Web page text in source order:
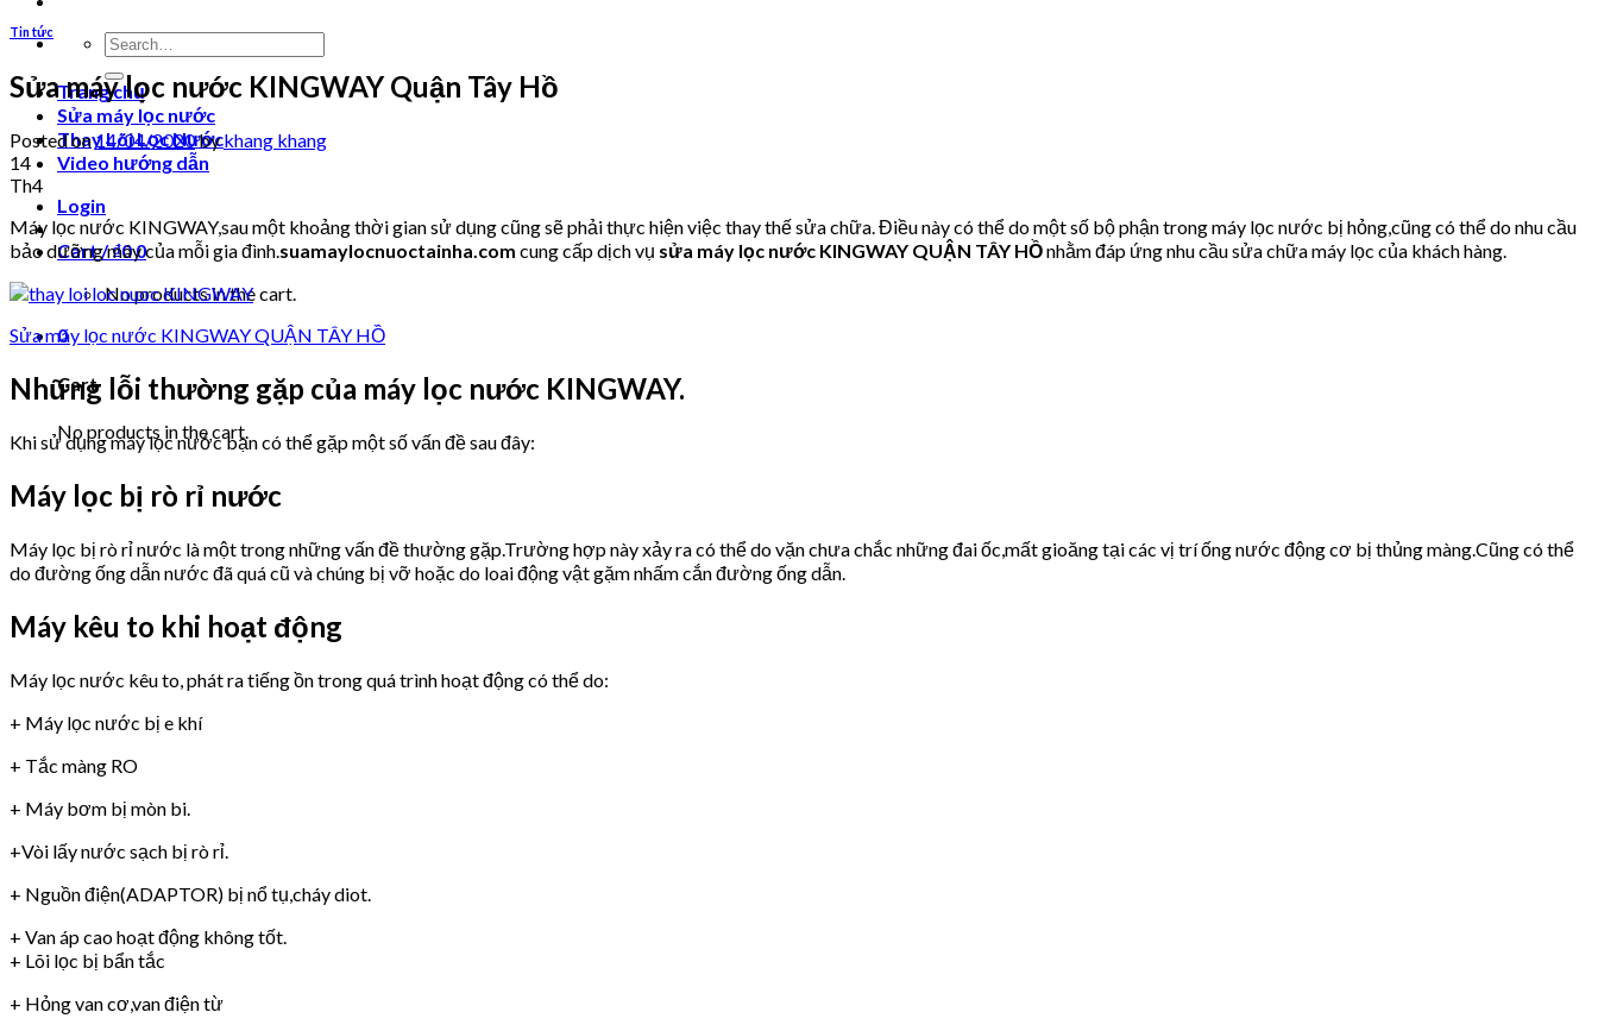
Search
for:
Trang chủ
Sửa máy lọc nước
Thay Lõi Lọc Nước
Video hướng dẫn
Login
Cart /₫00
No products in the cart.
0
Cart
No products in the cart.
Tin tức
Sửa máy lọc nước KINGWAY Quận Tây Hồ
Posted on14/04/2020bykhang khang
14
Th4
Máy lọc nước KINGWAY,sau một khoảng thời gian sử dụng cũng sẽ phải thực hiện việc thay thế sửa chữa. Điều này có thể do một số bộ phận trong máy lọc nước bị hỏng,cũng có thể do nhu cầu
bảo dưỡng máy của mỗi gia đình.suamaylocnuoctainha.com cung cấp dịch vụ sửa máy lọc nước KINGWAY QUẬN TÂY HỒnhằm đáp ứng nhu cầu sửa chữa máy lọc của khách hàng.
Sửa máy lọc nước KINGWAY QUẬN TÂY HỒ
Những lỗi thường gặp của máy lọc nước KINGWAY.
Khi sử dụng máy lọc nước bạn có thể gặp một số vấn đề sau đây:
Máy lọc bị rò rỉ nước
Máy lọc bị rò rỉ nước là một trong những vấn đề thường gặp.Trường hợp này xảy ra có thể do vặn chưa chắc những đai ốc,mất gioăng tại các vị trí ống nước động cơ bị thủng màng.Cũng có thể
do đường ống dẫn nước đã quá cũ và chúng bị vỡ hoặc do loai động vật gặm nhấm cắn đường ống dẫn.
Máy kêu to khi hoạt động
Máy lọc nước kêu to, phát ra tiếng ồn trong quá trình hoạt động có thể do:
+ Máy lọc nước bị e khí
+ Tắc màng RO
+ Máy bơm bị mòn bi.
+Vòi lấy nước sạch bị rò rỉ.
+ Nguồn điện(ADAPTOR) bị nổ tụ,cháy diot.
+ Van áp cao hoạt động không tốt.
+ Lõi lọc bị bẩn tắc
+ Hỏng van cơ,van điện từ